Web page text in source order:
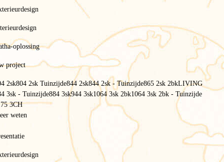
oplossing
project
2sk804 2sk Tuinzijde844 2sk844 2sk - Tuinzijde865 2sk 2bkLIVING
3sk - Tuinzijde884 3sk944 3sk1064 3sk 2bk1064 3sk 2bk - Tuinzijde
3CH
weten
Milieubeleid